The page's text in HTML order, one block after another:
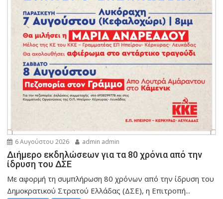
6 Αυγούστου 2026 admin admin
Διήμερο εκδηλώσεων για τα 80 χρόνια από την
ίδρυση του ΔΣΕ
Με αφορμή τη συμπλήρωση 80 χρόνων από την ίδρυση του
Δημοκρατικού Στρατού Ελλάδας (ΔΣΕ), η Επιτροπή...